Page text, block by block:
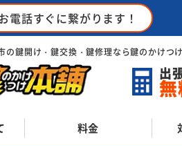
電話すぐに繋がります！
の鍵開け・鍵交換・鍵修理なら鍵のかけつ
出
料金